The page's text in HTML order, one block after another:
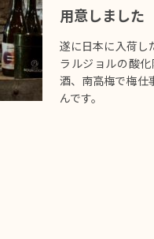
用意しました
遂に日本に入荷し
ラルジョルの酸
酒、南高梅で梅仕
んです。